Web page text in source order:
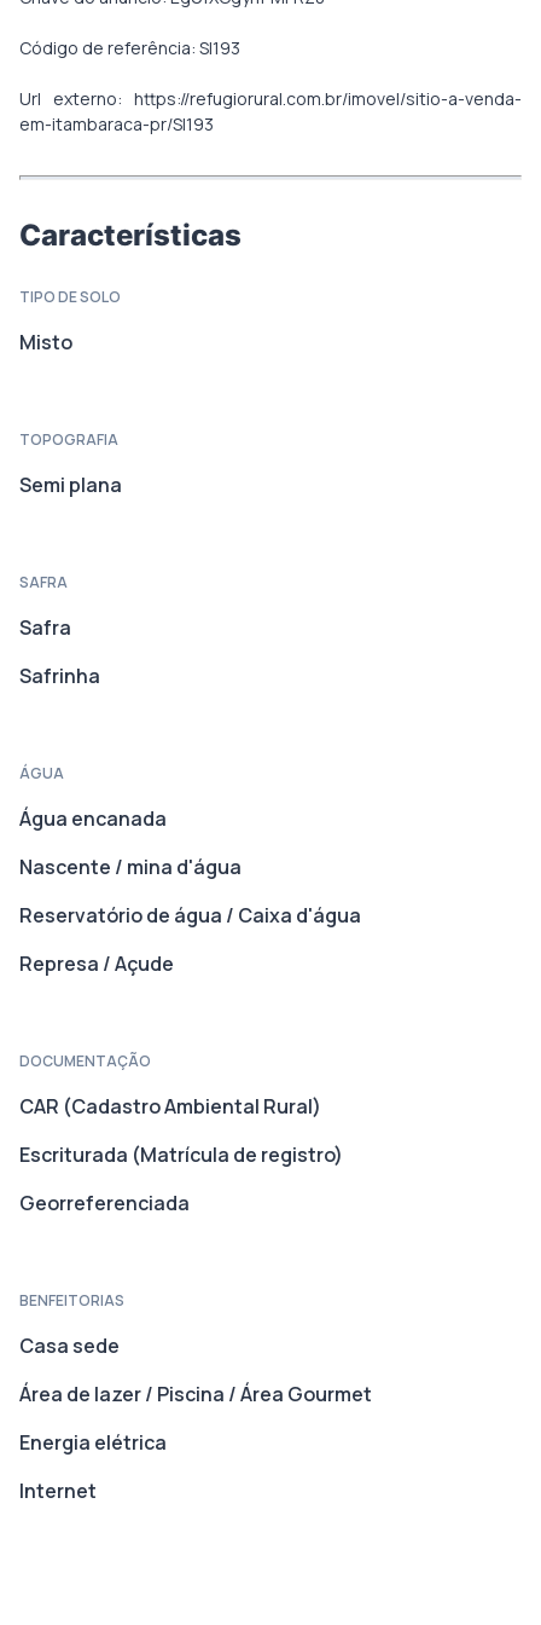
Código de referência: SI193
Url externo: https://refugiorural.com.br/imovel/sitio-a-venda-
em-itambaraca-pr/SI193
Características
TIPO DE SOLO
Misto
TOPOGRAFIA
Semi plana
SAFRA
Safra
Safrinha
ÁGUA
Água encanada
Nascente / mina d'água
Reservatório de água / Caixa d'água
Represa / Açude
DOCUMENTAÇÃO
CAR (Cadastro Ambiental Rural)
Escriturada (Matrícula de registro)
Georreferenciada
BENFEITORIAS
Casa sede
Área de lazer / Piscina / Área Gourmet
Energia elétrica
Internet